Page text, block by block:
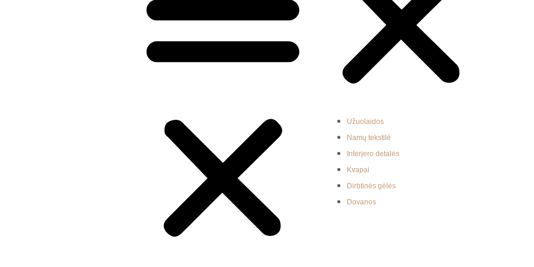
Užuolaidos
Namų tekstilė
Interjero detalės
Kvapai
Dirbtinės gėlės
Dovanos